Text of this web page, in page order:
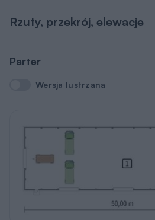
Rzuty, przekrój, elewacje
Parter
Wersja lustrzana
Wersja lustrzana